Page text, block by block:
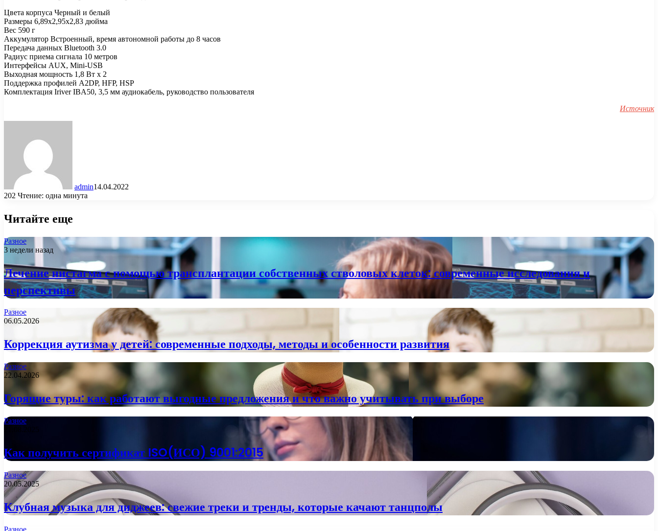
Цвета корпуса Черный и белый
Размеры 6,89х2,95х2,83 дюйма
Вес 590 г
Аккумулятор Встроенный, время автономной работы до 8 часов
Передача данных Bluetooth 3.0
Радиус приема сигнала 10 метров
Интерфейсы AUX, Mini-USB
Выходная мощность 1,8 Вт х 2
Поддержка профилей A2DP, HFP, HSP
Комплектация Iriver IBA50, 3,5 мм аудиокабель, руководство пользователя
Источник
admin14.04.2022
202 Чтение: одна минута
Читайте еще
Разное
3 недели назад
Лечение нистагма с помощью трансплантации собственных стволовых клеток: современные исследования и
перспективы
Разное
06.05.2026
Коррекция аутизма у детей: современные подходы, методы и особенности развития
Разное
22.04.2026
Горящие туры: как работают выгодные предложения и что важно учитывать при выборе
Разное
Как получить сертификат ISO(ИСО) 9001:2015
Разное
20.05.2025
Клубная музыка для диджеев: свежие треки и тренды, которые качают танцполы
Разное